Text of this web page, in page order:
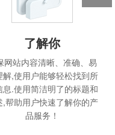
了解你
网站内容清晰、准确、易
解,使用户能够轻松找到所
息.使用简洁明了的标题和
,帮助用户快速了解你的产
品服务！